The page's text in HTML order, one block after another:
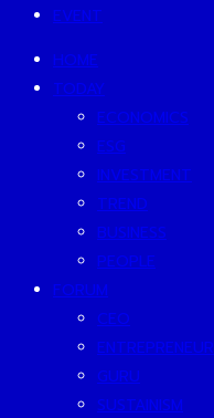
EVENT
HOME
TODAY
ECONOMICS
ESG
INVESTMENT
TREND
BUSINESS
PEOPLE
FORUM
CEO
ENTREPRENEUR
GURU
SUSTAINISM